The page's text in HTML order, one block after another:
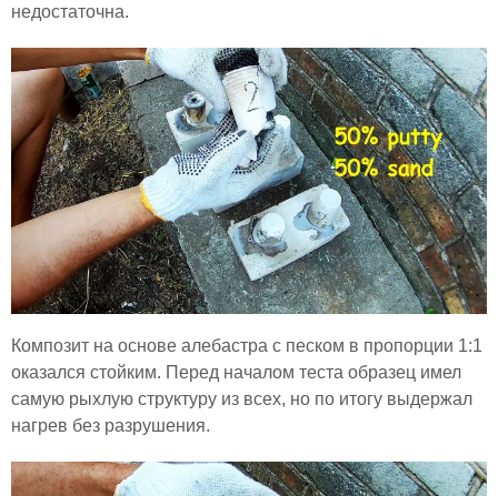
недостаточна.
Композит на основе алебастра с песком в пропорции 1:1
оказался стойким. Перед началом теста образец имел
самую рыхлую структуру из всех, но по итогу выдержал
нагрев без разрушения.